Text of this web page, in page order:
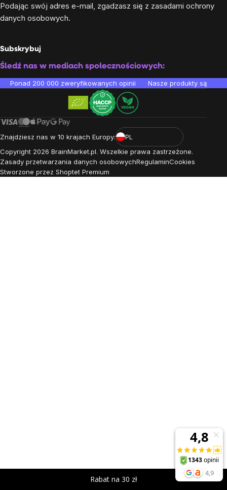
Podając swój adres e-mail, zgadzasz się z zasadami ochrony
danych osobowych.
Subskrybuj
Śledź nas w mediach społecznościowych:
Ponad 200 000 zweryfikowanych opinii Nasze produkty są
Znajdziesz nas w 10 krajach Europy:
PL
Copyright 2026 BrainMarket.pl. Wszelkie prawa zastrzeżone.
Zasady przetwarzania danych osobowychRegulaminCookies
Stworzone przez Shoptet Premium
Rabat na 30 zł